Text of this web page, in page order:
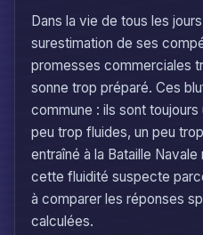
Dans la vie de tous les
surestimation de ses
promesses commerciales
sonne trop préparé. Ces
commune : ils sont
peu trop fluides, un peu
entraîné à la Bataille
cette fluidité suspecte
à comparer les réponses
calculées.